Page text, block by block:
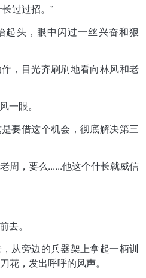
过过招。”
起头，眼中闪过一丝兴奋和狠
，目光齐刷刷地看向林风和老
一眼。
要借这个机会，彻底解决第三
周，要么......他这个什长就威信
去。
从旁边的兵器架上拿起一柄训
花，发出呼呼的风声。